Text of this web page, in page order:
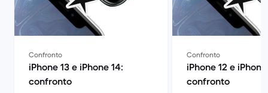
Confronto
iPhone 13 e iPhone 14:
confronto
Confronto
iPhone 12 e iPhone
confronto